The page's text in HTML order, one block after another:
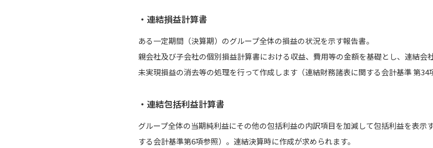
・連結損益計算書
ある一定期間（決算期）のグループ全体の損益の状況を示す報告書。
親会社及び子会社の個別損益計算書における収益、費用等の金額を基礎とし、連結会
未実現損益の消去等の処理を行って作成します（連結財務諸表に関する会計基準 第34
・連結包括利益計算書
グループ全体の当期純利益にその他の包括利益の内訳項目を加減して包括利益を表示
する会計基準第6項参照）。連結決算時に作成が求められます。